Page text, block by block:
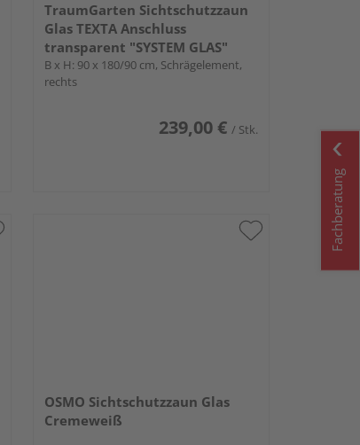
TraumGarten Sichtschutzzaun
Glas TEXTA Anschluss
transparent "SYSTEM GLAS"
B x H: 90 x 180/90 cm, Schrägelement,
rechts
239,00 € / Stk.
OSMO Sichtschutzzaun Glas
Cremeweiß
Fachberatung